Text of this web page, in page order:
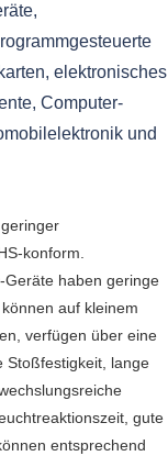
elektronisches
Computer-
und
konform.
Geräte haben geringe
auf kleinem
verfügen über eine
Stoßfestigkeit, lange
gute
entsprechend